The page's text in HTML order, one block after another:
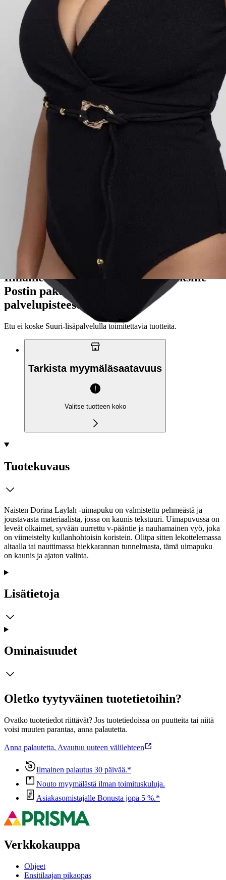
Verkkokaupan hinta
Valittu väri: BLACK
BLACK
Valittu koko: Valitse koko
M
L
XL
2XL
Valitse toimitustapa
Ilmainen
Siirry valitsemaan myymälä
Ilmainen toimitus yli 100 €:n tilauksille
Postin pakettiautomaattiin tai
palvelupisteeseen!
Etu ei koske Suuri‑lisäpalvelulla toimitettavia tuotteita.
Tarkista myymäläsaatavuus
Valitse tuotteen koko
Tuotekuvaus
Naisten Dorina Laylah -uimapuku on valmistettu pehmeästä ja
joustavasta materiaalista, jossa on kaunis tekstuuri. Uimapuvussa on
leveät olkaimet, syvään uurrettu v-pääntie ja nauhamainen vyö, joka
on viimeistelty kullanhohtoisin koristein. Olitpa sitten lekottelemassa
altaalla tai nauttimassa hiekkarannan tunnelmasta, tämä uimapuku
on kaunis ja ajaton valinta.
Lisätietoja
Ominaisuudet
Oletko tyytyväinen tuotetietoihin?
Ovatko tuotetiedot riittävät? Jos tuotetiedoissa on puutteita tai niitä
voisi muuten parantaa, anna palautetta.
Anna palautetta, Avautuu uuteen välilehteen
Ilmainen palautus 30 päivää.*
Nouto myymälästä ilman toimituskuluja.
Asiakasomistajalle Bonusta jopa 5 %.*
Verkkokauppa
Ohjeet
Ensitilaajan pikaopas